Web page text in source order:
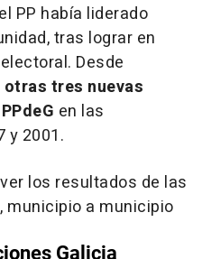
PP había liderado
tras lograr en
Desde
tres nuevas
en las
y 2001.
los resultados de las
a municipio